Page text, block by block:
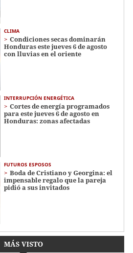
CLIMA
Condiciones secas dominarán
Honduras este jueves 6 de agosto
con lluvias en el oriente
INTERRUPCIÓN ENERGÉTICA
Cortes de energía programados
para este jueves 6 de agosto en
Honduras: zonas afectadas
FUTUROS ESPOSOS
Boda de Cristiano y Georgina: el
impensable regalo que la pareja
pidió a sus invitados
MÁS VISTO